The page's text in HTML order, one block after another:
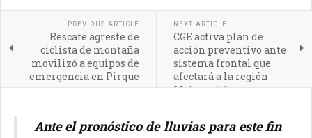
PREVIOUS ARTICLE
Rescate agreste de
ciclista de montaña
movilizó a equipos de
emergencia en Pirque
NEXT ARTICLE
CGE activa plan de
acción preventivo ante
sistema frontal que
afectará a la región
Metropolitana
Ante el pronóstico de lluvias para este fin